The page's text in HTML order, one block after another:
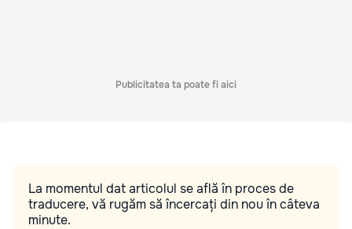
Publicitatea ta poate fi aici
La momentul dat articolul se află în proces de
traducere, vă rugăm să încercați din nou în câteva
minute.